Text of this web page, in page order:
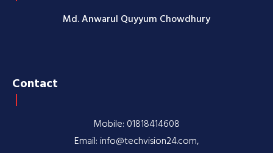
Md. Anwarul Quyyum Chowdhury
Contact
Mobile: 01818414608
Email: info@techvision24.com,